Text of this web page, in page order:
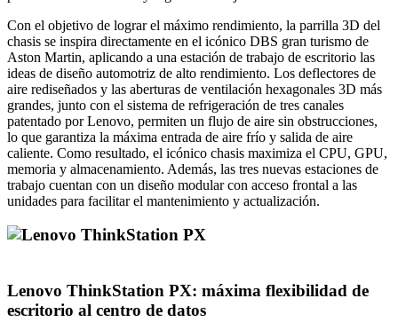
Con el objetivo de lograr el máximo rendimiento, la parrilla 3D del
chasis se inspira directamente en el icónico DBS gran turismo de
Aston Martin, aplicando a una estación de trabajo de escritorio las
ideas de diseño automotriz de alto rendimiento. Los deflectores de
aire rediseñados y las aberturas de ventilación hexagonales 3D más
grandes, junto con el sistema de refrigeración de tres canales
patentado por Lenovo, permiten un flujo de aire sin obstrucciones,
lo que garantiza la máxima entrada de aire frío y salida de aire
caliente. Como resultado, el icónico chasis maximiza el CPU, GPU,
memoria y almacenamiento. Además, las tres nuevas estaciones de
trabajo cuentan con un diseño modular con acceso frontal a las
unidades para facilitar el mantenimiento y actualización.
Lenovo ThinkStation PX: máxima flexibilidad de
escritorio al centro de datos